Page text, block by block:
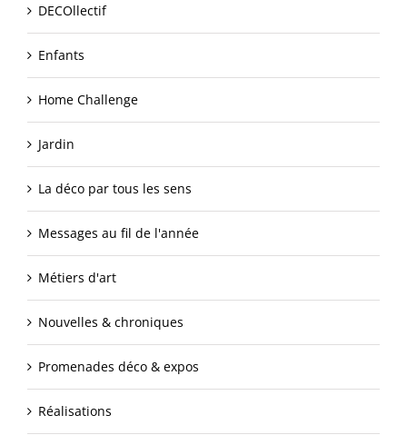
DECOllectif
Enfants
Home Challenge
Jardin
La déco par tous les sens
Messages au fil de l'année
Métiers d'art
Nouvelles & chroniques
Promenades déco & expos
Réalisations